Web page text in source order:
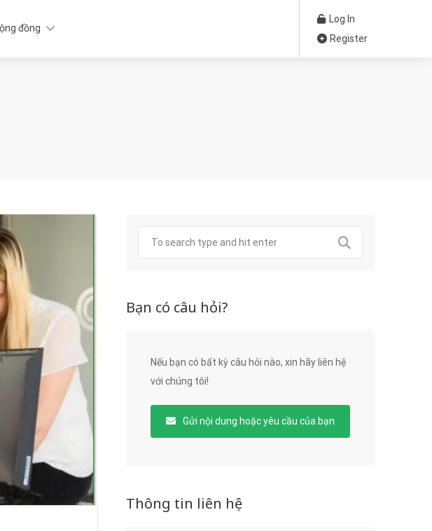
đồng
Log In
Register
Bạn có câu hỏi?
Nếu bạn có bất kỳ câu hỏi nào, xin hãy liên hệ
với chúng tôi!
Gửi nội dung hoặc yêu cầu của bạn
Thông tin liên hệ